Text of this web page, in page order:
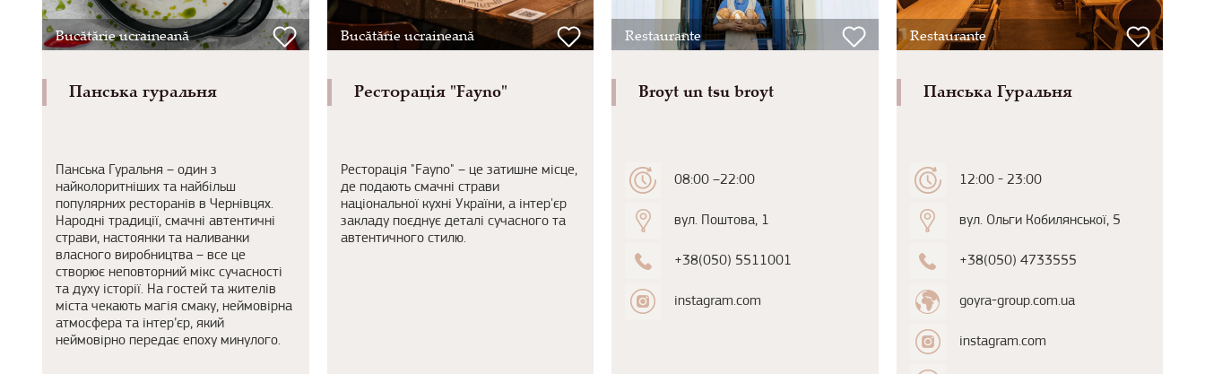
Bucătărie ucraineană
Панська гуральня
Панська Гуральня – один з
найколоритніших та найбільш
популярних ресторанів в Чернівцях.
Народні традиції, смачні автентичні
страви, настоянки та наливанки
власного виробництва – все це
створює неповторний мікс сучасності
та духу історії. На гостей та жителів
міста чекають магія смаку, неймовірна
атмосфера та інтер’єр, який
неймовірно передає епоху минулого.
Bucătărie ucraineană
Ресторація "Fayno"
Ресторація "Fayno" – це затишне місце,
де подають смачні страви
національної кухні України, а інтер'єр
закладу поєднує деталі сучасного та
автентичного стилю.
Restaurante
Broyt un tsu broyt
08:00 –22:00
вул. Поштова, 1
+38(050) 5511001
instagram.com
Restaurante
Панська Гуральня
12:00 - 23:00
вул. Ольги Кобилянської, 5
+38(050) 4733555
goyra-group.com.ua
instagram.com